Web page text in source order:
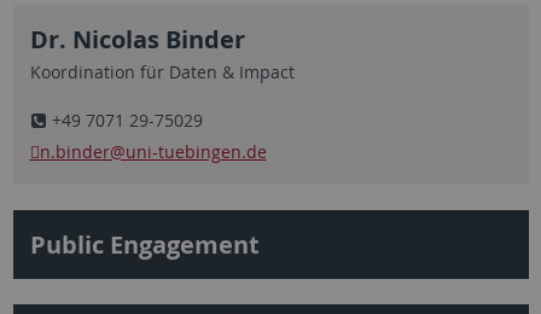
Dr. Nicolas Binder
Koordination für Daten & Impact
+49 7071 29-75029
n.binder@uni-tuebingen.de
Public Engagement